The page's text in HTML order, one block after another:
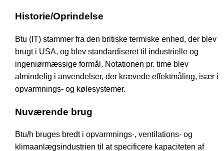
Historie/Oprindelse
Btu (IT) stammer fra den britiske termiske enhed, der blev
brugt i USA, og blev standardiseret til industrielle og
ingeniørmæssige formål. Notationen pr. time blev
almindelig i anvendelser, der krævede effektmåling, især i
opvarmnings- og kølesystemer.
Nuværende brug
Btu/h bruges bredt i opvarmnings-, ventilations- og
klimaanlægsindustrien til at specificere kapaciteten af